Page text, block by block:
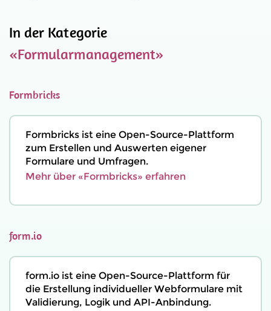
In der Kategorie
«Formularmanagement»
Formbricks
Formbricks ist eine Open-Source-Plattform
zum Erstellen und Auswerten eigener
Formulare und Umfragen.
Mehr über «Formbricks» erfahren
form.io
form.io ist eine Open-Source-Plattform für
die Erstellung individueller Webformulare mit
Validierung, Logik und API-Anbindung.